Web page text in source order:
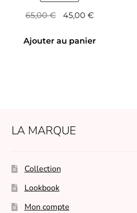
65,00€
Le
initial
45,00 €Le
actuel
Ajouter au panier
LA MARQUE
Collection
Lookbook
Mon compte